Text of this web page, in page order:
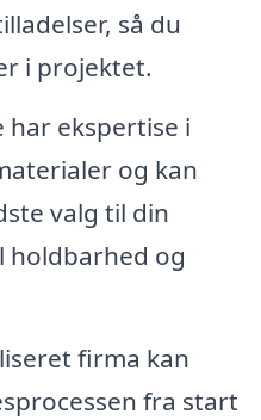
så du
i projektet.
har ekspertise i
og kan
valg til din
holdbarhed og
firma kan
fra start